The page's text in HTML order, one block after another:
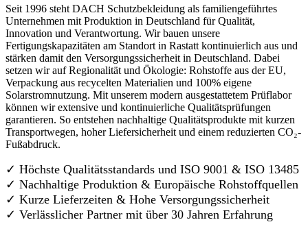
Seit 1996 steht DACH Schutzbekleidung als familiengeführtes
Unternehmen mit Produktion in Deutschland für Qualität,
Innovation und Verantwortung. Wir bauen unsere
Fertigungskapazitäten am Standort in Rastatt kontinuierlich aus und
stärken damit den Versorgungssicherheit in Deutschland. Dabei
setzen wir auf Regionalität und Ökologie: Rohstoffe aus der EU,
Verpackung aus recycelten Materialien und 100% eigene
Solarstromnutzung. Mit unserem modern ausgestattetem Prüflabor
können wir extensive und kontinuierliche Qualitätsprüfungen
garantieren. So entstehen nachhaltige Qualitätsprodukte mit kurzen
Transportwegen, hoher Liefersicherheit und einem reduzierten CO₂-
Fußabdruck.
✓ Höchste Qualitätsstandards und ISO 9001 & ISO 13485
✓ Nachhaltige Produktion & Europäische Rohstoffquellen
✓ Kurze Lieferzeiten & Hohe Versorgungssicherheit
✓ Verlässlicher Partner mit über 30 Jahren Erfahrung